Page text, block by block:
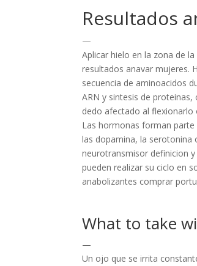
Resultados
—
Aplicar hielo en la zona de
resultados anavar mujeres.
secuencia de aminoacidos
ARN y sintesis de
dedo afectado al flexionarlo
Las hormonas forman
las dopamina, la serotonina
neurotransmisor definicion
pueden realizar su ciclo en
anabolizantes comprar
What to take
—
Un ojo que se irrita